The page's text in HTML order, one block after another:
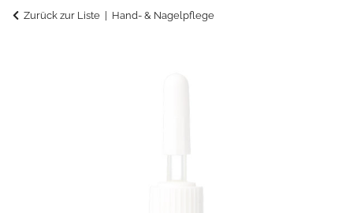
Zurück zur Liste Hand- & Nagelpflege